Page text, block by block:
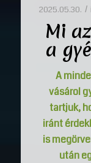
2025.05.30. /
Mi
a
A
vásárol
tartjuk,
iránt
is
után